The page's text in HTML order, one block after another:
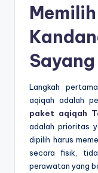
Sayang
Langkah
aqiqah adalah
paket aqiqah
adalah prioritas
dipilih harus
secara fisik,
perawatan yang